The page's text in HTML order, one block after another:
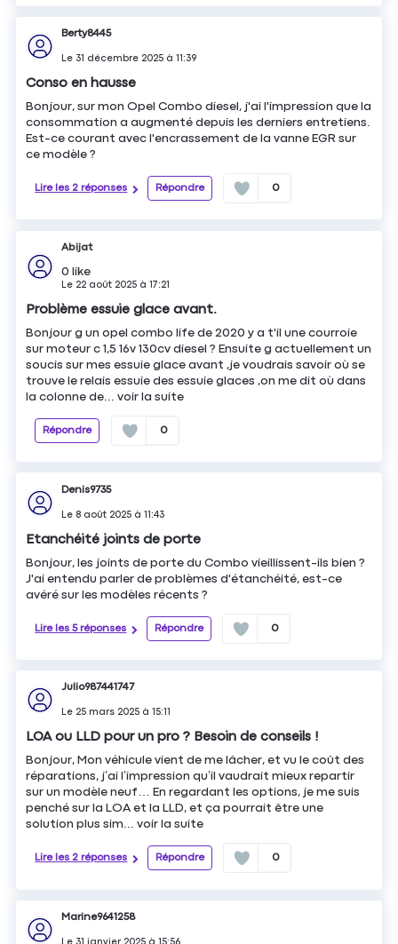
Berty8445
Le 31 décembre 2025 à11:39
Conso en hausse
Bonjour, sur mon Opel Combo diesel, j'ai l'impression que la
consommation a augmenté depuis les derniers entretiens.
Est-ce courant avec l'encrassement de la vanne EGR sur
ce modèle ?
Lire les 2 réponses Répondre 0
Abijat
0 like
Le 22 août 2025 à17:21
Problème essuie glace avant.
Bonjour g un opel combo life de 2020 y a t'il une courroie
sur moteur c 1,5 16v 130cv diesel ? Ensuite g actuellement un
soucis sur mes essuie glace avant ,je voudrais savoir où se
trouve le relais essuie des essuie glaces ,on me dit où dans
la colonne de...voir la suite
Répondre 0
Denis9735
Le 8 août 2025 à11:43
Etanchéité joints de porte
Bonjour, les joints de porte du Combo vieillissent-ils bien ?
J'ai entendu parler de problèmes d'étanchéité, est-ce
avéré sur les modèles récents ?
Lire les 5 réponses Répondre 0
Julio987441747
Le 25 mars 2025 à15:11
LOA ou LLD pour un pro ? Besoin de conseils !
Bonjour, Mon véhicule vient de me lâcher, et vu le coût des
réparations, j’ai l’impression qu’il vaudrait mieux repartir
sur un modèle neuf… En regardant les options, je me suis
penché sur la LOA et la LLD, et ça pourrait être une
solution plus sim...voir la suite
Lire les 2 réponses Répondre 0
Marine9641258
Le 31 janvier 2025 à15:56